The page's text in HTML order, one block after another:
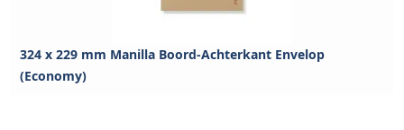
324 x 229 mm Manilla Boord-Achterkant Envelop
(Economy)